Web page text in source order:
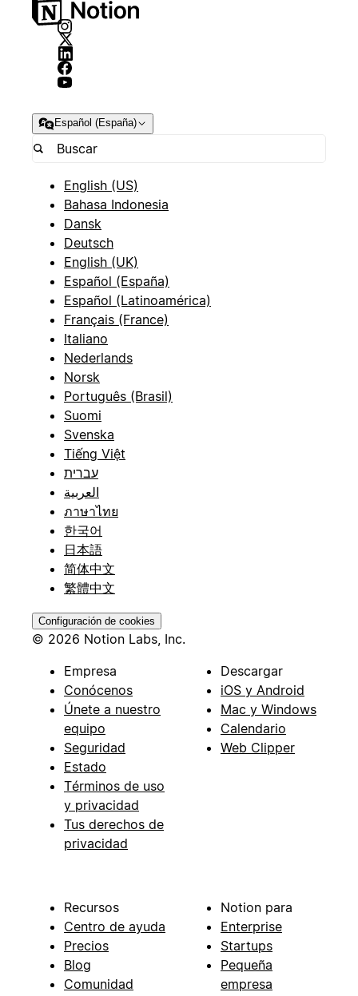
Español (España)
English (US)
Bahasa Indonesia
Dansk
Deutsch
English (UK)
Español (España)
Español (Latinoamérica)
Français (France)
Italiano
Nederlands
Norsk
Português (Brasil)
Suomi
Svenska
Tiếng Việt
עברית
العربية
ภาษาไทย
한국어
日本語
简体中文
繁體中文
Configuración de cookies
© 2026 Notion Labs, Inc.
Empresa
Conócenos
Únete a nuestro
equipo
Seguridad
Estado
Términos de uso
y privacidad
Tus derechos de
privacidad
Descargar
iOS y Android
Mac y Windows
Calendario
Web Clipper
Recursos
Centro de ayuda
Precios
Blog
Comunidad
Notion para
Enterprise
Startups
Pequeña
empresa